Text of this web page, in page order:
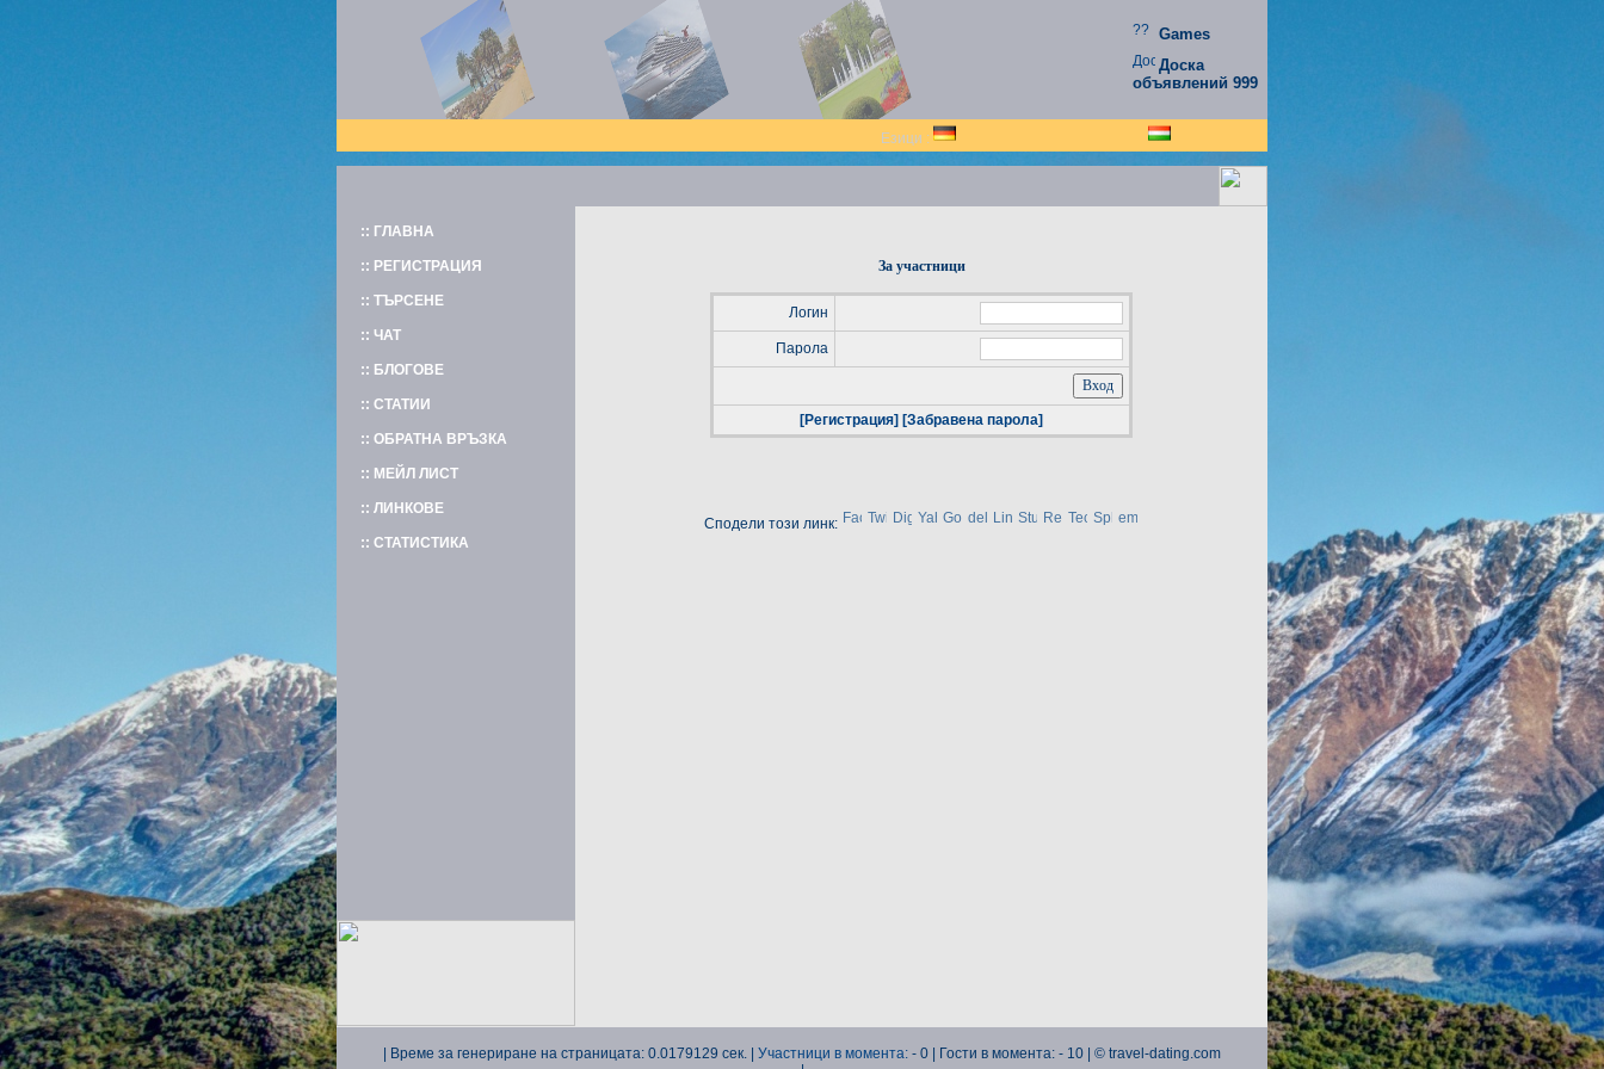
Games
Доска
объявлений 999
Езици :
:: ГЛАВНА
:: РЕГИСТРАЦИЯ
:: ТЪРСЕНЕ
:: ЧАТ
:: БЛОГОВЕ
:: СТАТИИ
:: ОБРАТНА ВРЪЗКА
:: МЕЙЛ ЛИСТ
:: ЛИНКОВЕ
:: СТАТИСТИКА
За участници
Логин
Парола
[Регистрация] [Забравена парола]
Сподели този линк:
| Време за генериране на страницата: 0.0179129 сек. | Участници в момента: - 0 | Гости в момента: - 10 | © travel-dating.com